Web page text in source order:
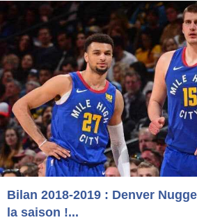
Bilan 2018-2019 : Denver
la saison !...